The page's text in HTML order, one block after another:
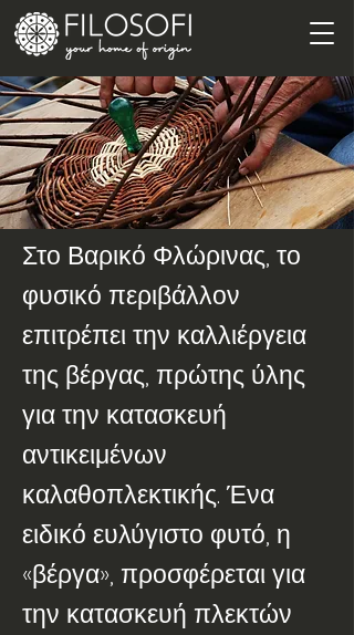
Στο Βαρικό Φλώρινας, το
φυσικό περιβάλλον
επιτρέπει την καλλιέργεια
της βέργας, πρώτης ύλης
για την κατασκευή
αντικειμένων
καλαθοπλεκτικής. Ένα
ειδικό ευλύγιστο φυτό, η
«βέργα», προσφέρεται για
την κατασκευή πλεκτών